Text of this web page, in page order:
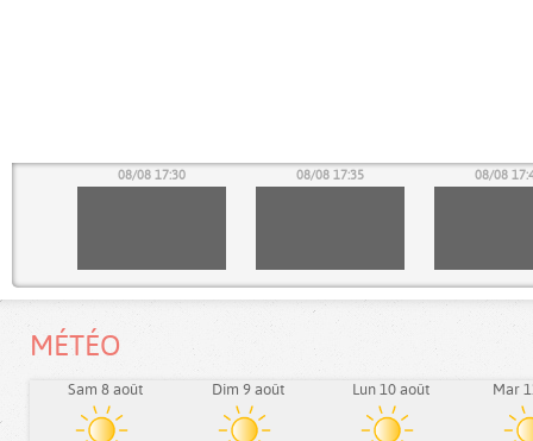
08/08 17:30 08/08 17:35 08/08
MÉTÉO
Sam 8 août Dim 9 août Lun 10 août Mar